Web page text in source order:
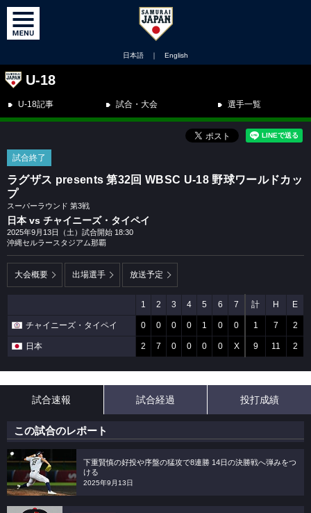
日本語 ｜ English
U-18
U-18記事 試合・大会 選手一覧
試合終了
ラグザス presents 第32回 WBSC U-18 野球ワールドカッ
プ
スーパーラウンド 第3戦
日本 vs チャイニーズ・タイペイ
2025年9月13日（土）試合開始 18:30
沖縄セルラースタジアム那覇
大会概要 出場選手 放送予定
1 2 3 4 5 6 7 計 H E
チャイニーズ・タイペイ 0 0 0 0 1 0 0 1 7 2
日本 2 7 0 0 0 0 X 9 11 2
試合速報 試合経過 投打成績
この試合のレポート
下重賢慎の好投や序盤の猛攻で8連勝 14日の決勝戦へ弾みをつ
ける
2025年9月13日